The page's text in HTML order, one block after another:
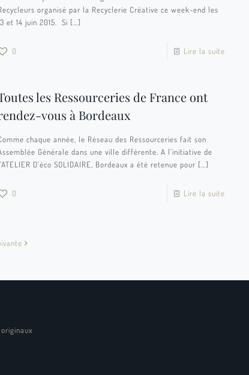
organisé par la Recyclerie Créative ce week-end les
et 14 juin 2015. Si […]
0 Lire la suite
les Ressourceries de France ont
vous à Bordeaux
chaque année, le Réseau des Ressourceries fait son
Générale dans une ville différente. A l’initiative de
D’éco SOLIDAIRE, Bordeaux a été retenue pour […]
0 Lire la suite